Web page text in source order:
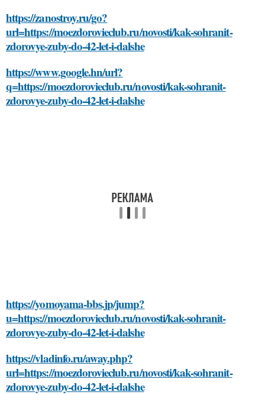
https://zanostroy.ru/go?
url=https://moezdorovieclub.ru/novosti/kak-sohranit-
zdorovye-zuby-do-42-let-i-dalshe
https://www.google.hn/url?
q=https://moezdorovieclub.ru/novosti/kak-sohranit-
zdorovye-zuby-do-42-let-i-dalshe
https://yomoyama-bbs.jp/jump?
u=https://moezdorovieclub.ru/novosti/kak-sohranit-
zdorovye-zuby-do-42-let-i-dalshe
https://vladinfo.ru/away.php?
url=https://moezdorovieclub.ru/novosti/kak-sohranit-
zdorovye-zuby-do-42-let-i-dalshe